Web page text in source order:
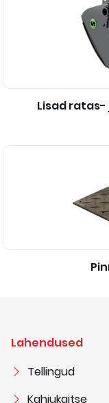
Lisad
Lahendused
Tellingud
Kahjukaitse